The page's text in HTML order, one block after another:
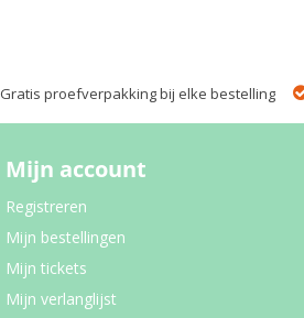
Gratis proefverpakking bij elke bestelling
Mijn account
Registreren
Mijn bestellingen
Mijn tickets
Mijn verlanglijst